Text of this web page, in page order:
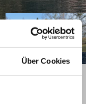
Über Cookies